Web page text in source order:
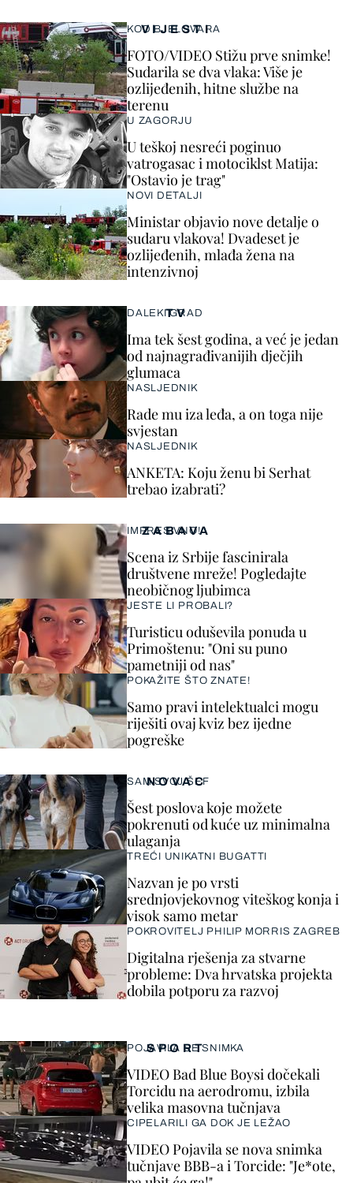
VIJESTI
KOD BJELOVARA
FOTO/VIDEO Stižu prve snimke!
Sudarila se dva vlaka: Više je
ozlijeđenih, hitne službe na
terenu
U ZAGORJU
U teškoj nesreći poginuo
vatrogasac i motociklst Matija:
"Ostavio je trag"
NOVI DETALJI
Ministar objavio nove detalje o
sudaru vlakova! Dvadeset je
ozlijeđenih, mlađa žena na
intenzivnoj
ZABAVA
IMPRESIVNO!
Scena iz Srbije fascinirala
društvene mreže! Pogledajte
neobičnog ljubimca
JESTE LI PROBALI?
Turisticu oduševila ponuda u
Primoštenu: "Oni su puno
pametniji od nas"
POKAŽITE ŠTO ZNATE!
Samo pravi intelektualci mogu
riješiti ovaj kviz bez ijedne
pogreške
SPORT
POJAVILA SE SNIMKA
VIDEO Bad Blue Boysi dočekali
Torcidu na aerodromu, izbila
velika masovna tučnjava
CIPELARILI GA DOK JE LEŽAO
VIDEO Pojavila se nova snimka
tučnjave BBB-a i Torcide: "Je*ote,
TV
DALEKI GRAD
Ima tek šest godina, a već je jedan
od najnagrađivanijih dječjih
glumaca
NASLJEDNIK
Rade mu iza leđa, a on toga nije
svjestan
NASLJEDNIK
ANKETA: Koju ženu bi Serhat
trebao izabrati?
NOVAC
SAM SVOJ ŠEF
Šest poslova koje možete
pokrenuti od kuće uz minimalna
ulaganja
TREĆI UNIKATNI BUGATTI
Nazvan je po vrsti
srednjovjekovnog viteškog konja i
visok samo metar
POKROVITELJ PHILIP MORRIS ZAGREB
Digitalna rješenja za stvarne
probleme: Dva hrvatska projekta
dobila potporu za razvoj